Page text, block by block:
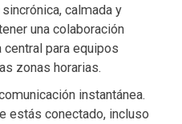
calmada y
una colaboración
para equipos
zonas horarias.
instantánea.
estás conectado, incluso